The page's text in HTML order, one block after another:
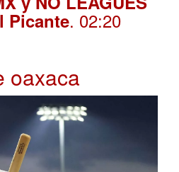
Picante. 02:20
oaxaca